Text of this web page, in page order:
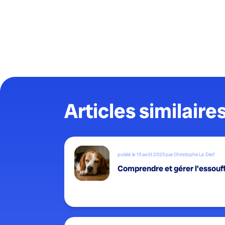
Articles
publié le 15 août 2025 par Christophe Le Dref
Comprendre et gérer